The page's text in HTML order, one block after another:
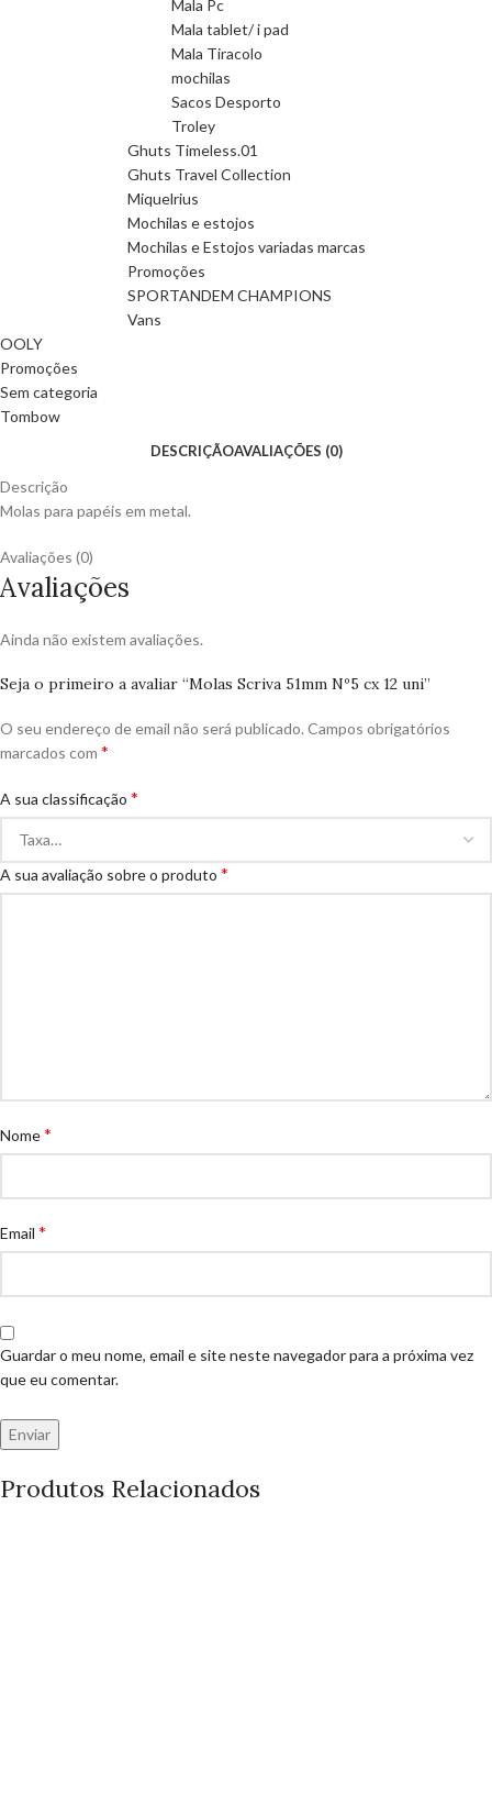
Mala Pc
Mala tablet/ i pad
Mala Tiracolo
mochilas
Sacos Desporto
Troley
Ghuts Timeless.01
Ghuts Travel Collection
Miquelrius
Mochilas e estojos
Mochilas e Estojos variadas marcas
Promoções
SPORTANDEM CHAMPIONS
Vans
OOLY
Promoções
Sem categoria
Tombow
DESCRIÇÃOAVALIAÇÕES (0)
Descrição
Molas para papéis em metal.
Avaliações (0)
Avaliações
Ainda não existem avaliações.
Seja o primeiro a avaliar “Molas Scriva 51mm Nº5 cx 12 uni”
O seu endereço de email não será publicado. Campos obrigatórios
marcados com *
A sua classificação *
A sua avaliação sobre o produto *
Nome*
Email *
Guardar o meu nome, email e site neste navegador para a próxima vez
que eu comentar.
Produtos Relacionados